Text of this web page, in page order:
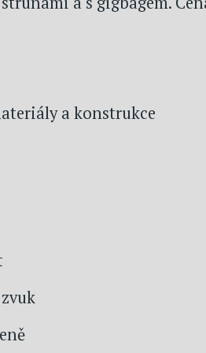
a konstrukce